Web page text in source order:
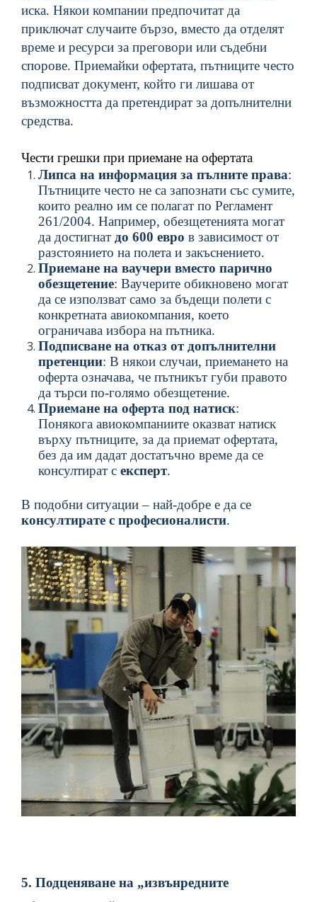
иска. Някои компании предпочитат да
приключат случаите бързо, вместо да отделят
време и ресурси за преговори или съдебни
спорове. Приемайки офертата, пътниците често
подписват документ, който ги лишава от
възможността да претендират за допълнителни
средства.
Чести грешки при приемане на офертата
Липса на информация за пълните права:
Пътниците често не са запознати със сумите,
които реално им се полагат по Регламент
261/2004. Например, обезщетенията могат
да достигнат до 600 евро в зависимост от
разстоянието на полета и закъснението.
Приемане на ваучери вместо парично
обезщетение: Ваучерите обикновено могат
да се използват само за бъдещи полети с
конкретната авиокомпания, което
ограничава избора на пътника.
Подписване на отказ от допълнителни
претенции: В някои случаи, приемането на
оферта означава, че пътникът губи правото
да търси по-голямо обезщетение.
Приемане на оферта под натиск:
Понякога авиокомпаниите оказват натиск
върху пътниците, за да приемат офертата,
без да им дадат достатъчно време да се
консултират с експерт.
В подобни ситуации – най-добре е да се
консултирате с професионалисти.
5. Подценяване на „извънредните